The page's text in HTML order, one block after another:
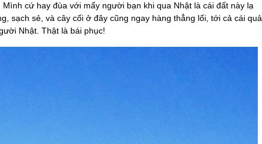
cứ hay đùa với mấy người bạn khi qua Nhật là cái đất này lạ
sạch sẻ, và cây cối ở đây cũng ngay hàng thẳng lối, tới cả cái quả
Nhật. Thật là bái phục!